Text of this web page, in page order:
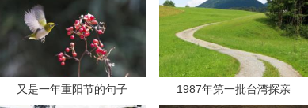
又是一年重阳节的句子 1987年第一批台湾探亲